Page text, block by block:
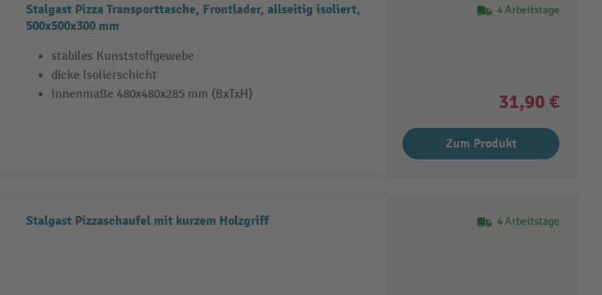
Stalgast Pizza Transporttasche, Frontlader, allseitig isoliert,
500x500x300 mm
stabiles Kunststoffgewebe
dicke Isolierschicht
Innenmaße 480x480x285 mm (BxTxH)
4 Arbeitstage
31,90 €
Zum Produkt
Stalgast Pizzaschaufel mit kurzem Holzgriff 4 Arbeitstage